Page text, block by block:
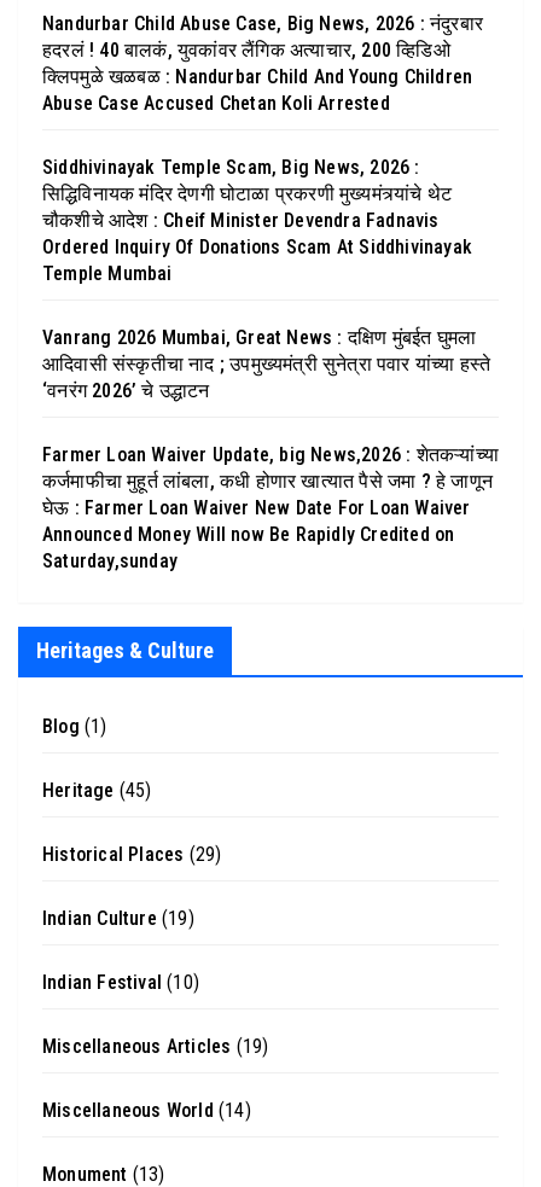
Nandurbar Child Abuse Case, Big News, 2026 : नंदुरबार
हदरलं ! 40 बालकं, युवकांवर लैंगिक अत्याचार, 200 व्हिडिओ
क्लिपमुळे खळबळ : Nandurbar Child And Young Children
Abuse Case Accused Chetan Koli Arrested
Siddhivinayak Temple Scam, Big News, 2026 :
सिद्धिविनायक मंदिर देणगी घोटाळा प्रकरणी मुख्यमंत्र्यांचे थेट
चौकशीचे आदेश : Cheif Minister Devendra Fadnavis
Ordered Inquiry Of Donations Scam At Siddhivinayak
Temple Mumbai
Vanrang 2026 Mumbai, Great News : दक्षिण मुंबईत घुमला
आदिवासी संस्कृतीचा नाद ; उपमुख्यमंत्री सुनेत्रा पवार यांच्या हस्ते
‘वनरंग 2026’ चे उद्धाटन
Farmer Loan Waiver Update, big News,2026 : शेतकऱ्यांच्या
कर्जमाफीचा मुहूर्त लांबला, कधी होणार खात्यात पैसे जमा ? हे जाणून
घेऊ : Farmer Loan Waiver New Date For Loan Waiver
Announced Money Will now Be Rapidly Credited on
Saturday,sunday
Heritages & Culture
Blog (1)
Heritage (45)
Historical Places (29)
Indian Culture (19)
Indian Festival (10)
Miscellaneous Articles (19)
Miscellaneous World (14)
Monument (13)